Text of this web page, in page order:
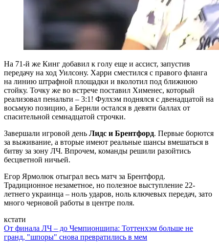
На 71-й же Кинг добавил к голу еще и ассист, запустив
передачу на ход Уилсону. Харри сместился с правого фланга
на линию штрафной площадки и вколотил под ближнюю
стойку. Точку же во встрече поставил Хименес, который
реализовал пенальти – 3:1! Фулхэм поднялся с двенадцатой на
восьмую позицию, а Бернли остался в девяти баллах от
спасительной семнадцатой строчки.
Завершали игровой день Лидс и Брентфорд. Первые борются
за выживание, а вторые имеют реальные шансы вмешаться в
битву за зону ЛЧ. Впрочем, команды решили разойтись
бесцветной ничьей.
Егор Ярмолюк отыграл весь матч за Брентфорд.
Традиционное незаметное, но полезное выступление 22-
летнего украинца – ноль ударов, ноль ключевых передач, зато
много черновой работы в центре поля.
кстати
От финала ЛЧ – до Чемпионшипа: Тоттенхэм больше не
гранд, "шпоры" снова превратились в мем